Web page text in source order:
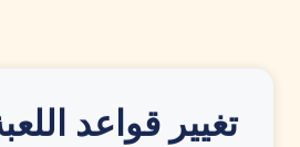
تغيير قواعد